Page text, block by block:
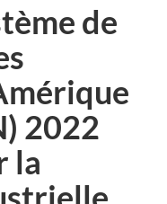
de
2022
la